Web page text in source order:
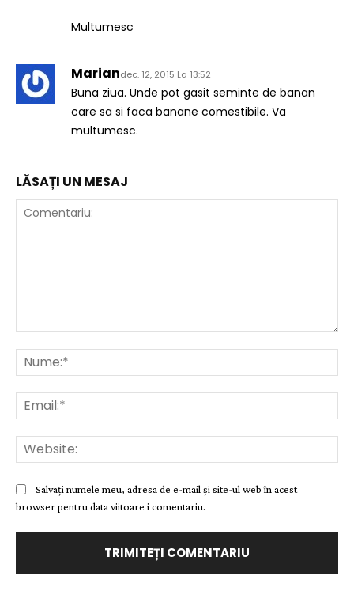
Multumesc
Mariandec. 12, 2015 La 13:52
Buna ziua. Unde pot gasit seminte de banan
care sa si faca banane comestibile. Va
multumesc.
LĂSAȚI UN MESAJ
Salvați numele meu, adresa de e-mail și site-ul web în acest
browser pentru data viitoare i comentariu.